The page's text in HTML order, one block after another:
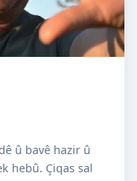
û bavê hazir û
hebû. Çiqas sal